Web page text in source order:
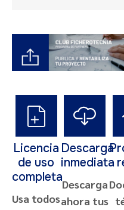
Licencia
de uso
completa
Usa todos
Descarga
inmediata
Descarga
ahora tus